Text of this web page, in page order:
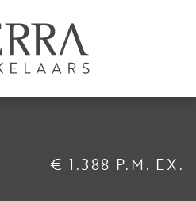
€ 1.388 P.M. EX.